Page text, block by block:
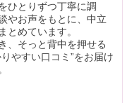
ひとりずつ丁寧に調
やお声をもとに、中立
とめています。
、そっと背中を押せる
やすい口コミ”をお届け